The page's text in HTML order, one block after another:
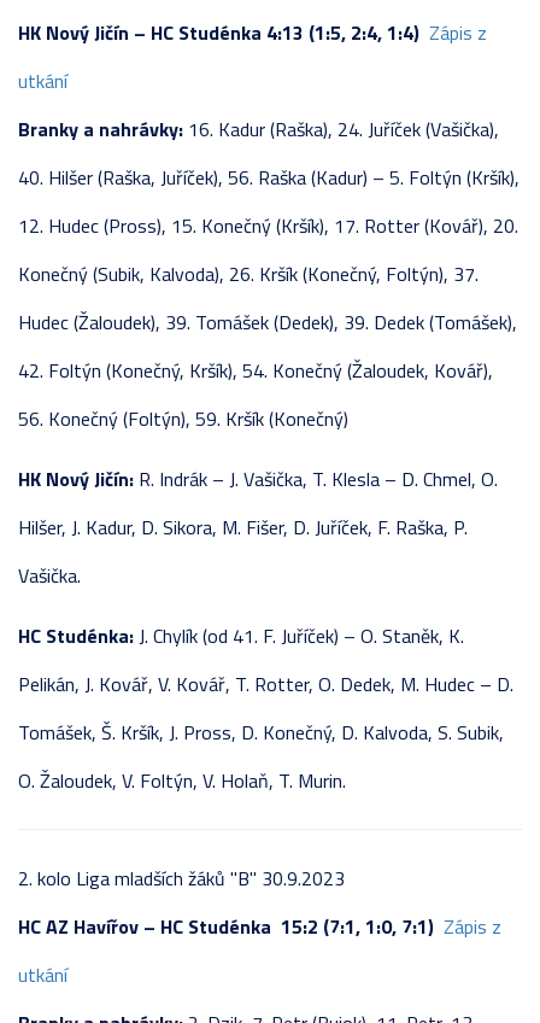
HK Nový Jičín – HC Studénka 4:13 (1:5, 2:4, 1:4) Zápis z
utkání
Branky a nahrávky: 16. Kadur (Raška), 24. Juříček (Vašička),
40. Hilšer (Raška, Juříček), 56. Raška (Kadur) – 5. Foltýn (Kršík),
12. Hudec (Pross), 15. Konečný (Kršík), 17. Rotter (Kovář), 20.
Konečný (Subik, Kalvoda), 26. Kršík (Konečný, Foltýn), 37.
Hudec (Žaloudek), 39. Tomášek (Dedek), 39. Dedek (Tomášek),
42. Foltýn (Konečný, Kršík), 54. Konečný (Žaloudek, Kovář),
56. Konečný (Foltýn), 59. Kršík (Konečný)
HK Nový Jičín: R. Indrák – J. Vašička, T. Klesla – D. Chmel, O.
Hilšer, J. Kadur, D. Sikora, M. Fišer, D. Juříček, F. Raška, P.
Vašička.
HC Studénka:J. Chylík (od 41. F. Juříček) – O. Staněk, K.
Pelikán, J. Kovář, V. Kovář, T. Rotter, O. Dedek, M. Hudec – D.
Tomášek, Š. Kršík, J. Pross, D. Konečný, D. Kalvoda, S. Subik,
O. Žaloudek, V. Foltýn, V. Holaň, T. Murin.
2. kolo Liga mladších žáků "B" 30.9.2023
HC AZ Havířov – HC Studénka 15:2 (7:1, 1:0, 7:1) Zápis z
utkání